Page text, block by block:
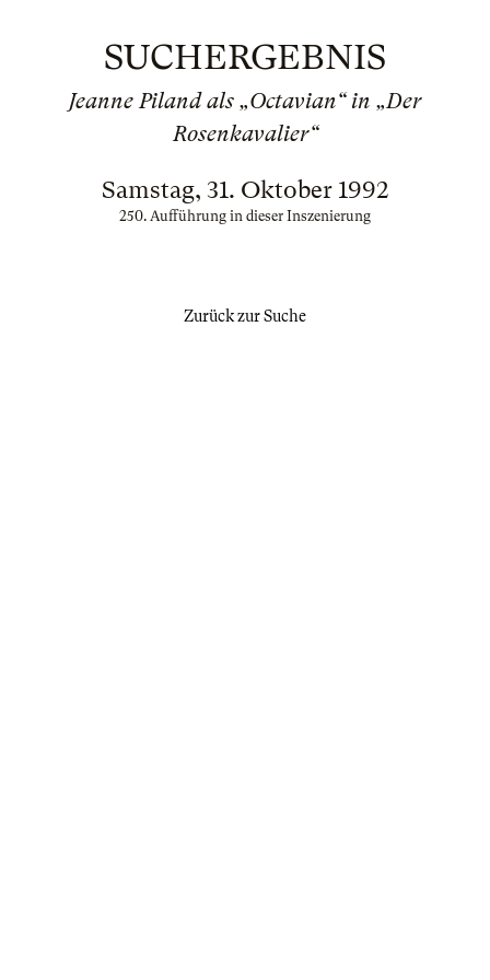
SUCHERGEBNIS
Jeanne Piland als „Octavian“ in „Der
Rosenkavalier“
Samstag, 31. Oktober 1992
250. Aufführung in dieser Inszenierung
Zurück zur Suche